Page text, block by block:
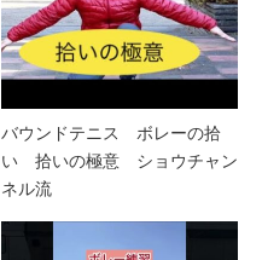
バウンドテニス ボレーの拾
い 拾いの極意 ショウチャン
ネル流